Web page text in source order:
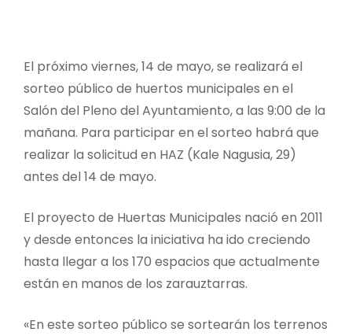
El próximo viernes, 14 de mayo, se realizará el
sorteo público de huertos municipales en el
Salón del Pleno del Ayuntamiento, a las 9:00 de la
mañana. Para participar en el sorteo habrá que
realizar la solicitud en HAZ (Kale Nagusia, 29)
antes del 14 de mayo.
El proyecto de Huertas Municipales nació en 2011
y desde entonces la iniciativa ha ido creciendo
hasta llegar a los 170 espacios que actualmente
están en manos de los zarauztarras.
«En este sorteo público se sortearán los terrenos